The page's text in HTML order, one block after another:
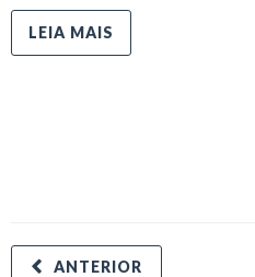
LEIA MAIS
ANTERIOR